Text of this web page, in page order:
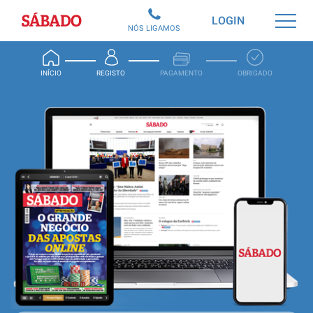
Sábado
INÍCIO REGISTO PAGAMENTO OBRIGADO
LOGIN
NÓS LIGAMOS